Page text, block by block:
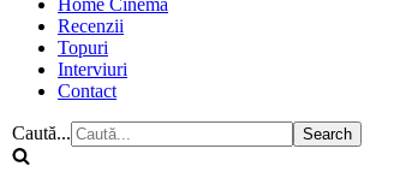
Home Cinema
Recenzii
Topuri
Interviuri
Contact
Caută...